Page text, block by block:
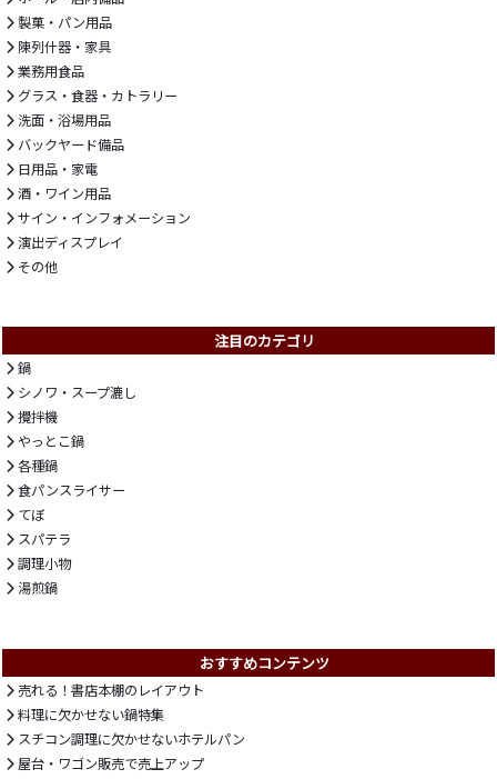
製菓・パン用品
陳列什器・家具
業務用食品
グラス・食器・カトラリー
洗面・浴場用品
バックヤード備品
日用品・家電
酒・ワイン用品
サイン・インフォメーション
演出ディスプレイ
その他
注目のカテゴリ
鍋
シノワ・スープ漉し
攪拌機
やっとこ鍋
各種鍋
食パンスライサー
てぼ
スパテラ
調理小物
湯煎鍋
おすすめコンテンツ
売れる！書店本棚のレイアウト
料理に欠かせない鍋特集
スチコン調理に欠かせないホテルパン
屋台・ワゴン販売で売上アップ